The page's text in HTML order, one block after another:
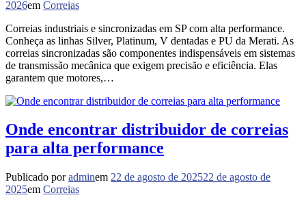
2026em Correias
Correias industriais e sincronizadas em SP com alta performance.
Conheça as linhas Silver, Platinum, V dentadas e PU da Merati. As
correias sincronizadas são componentes indispensáveis em sistemas
de transmissão mecânica que exigem precisão e eficiência. Elas
garantem que motores,…
Onde encontrar distribuidor de correias
para alta performance
Publicado poradminem 22 de agosto de 202522 de agosto de
2025em Correias